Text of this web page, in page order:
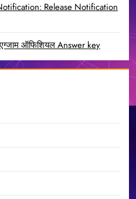
Release Notification
एग्जाम ऑफिशियल Answer key